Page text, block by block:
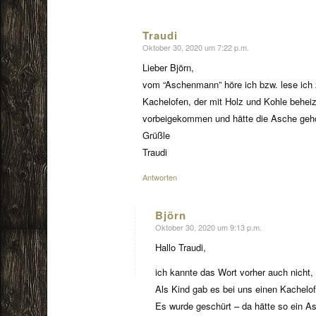
Traudi
sagte:
Oktober 30, 2020 um 7:22 p.m.
Lieber Björn,
vom “Aschenmann” höre ich bzw. lese
Kachelofen, der mit Holz und Kohle
vorbeigekommen und hätte die Asche
Grüßle
Traudi
Antworten
Björn
sagte:
Oktober 30, 2020 um 9:13 p.m.
Hallo Traudi,
ich kannte das Wort vorher auch
Als Kind gab es bei uns einen
Es wurde geschürt – da hätte so ein